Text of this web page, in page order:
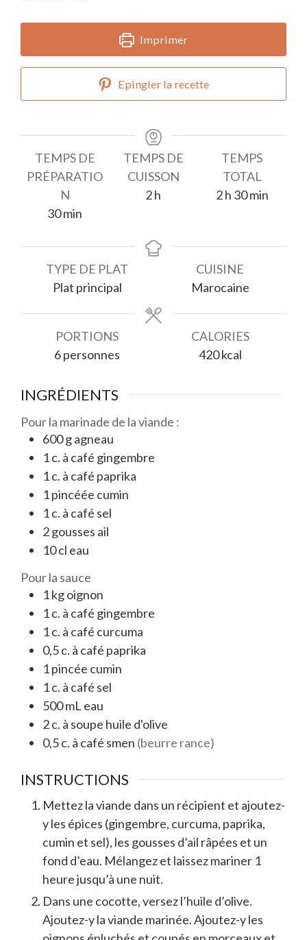
Imprimer
Epingler la recette
TEMPS DE
PRÉPARATIO
N
30minutes
min
TEMPS DE
CUISSON
2heures
h
TEMPS
TOTAL
2heures
h 30minutes
min
TYPE DE PLAT
Plat principal
CUISINE
Marocaine
PORTIONS
6personnes
CALORIES
420 kcal
INGRÉDIENTS
Pour la marinade de la viande :
600gagneau
1c. à café gingembre
1c. à café paprika
1pincéée cumin
1c. à café sel
2gousses ail
10cl eau
Pour la sauce
1kgoignon
1c. à café gingembre
1c. à café curcuma
0,5c. à café paprika
1pincée cumin
1c. à café sel
500mL eau
2c. à soupe huile d'olive
0,5c. à café smen (beurre rance)
INSTRUCTIONS
Mettez la viande dans un récipient et ajoutez-
y les épices (gingembre, curcuma, paprika,
cumin et sel), les gousses d’ail râpées et un
fond d’eau. Mélangez et laissez mariner 1
heure jusqu’à une nuit.
Dans une cocotte, versez l’huile d’olive.
Ajoutez-y la viande marinée. Ajoutez-y les